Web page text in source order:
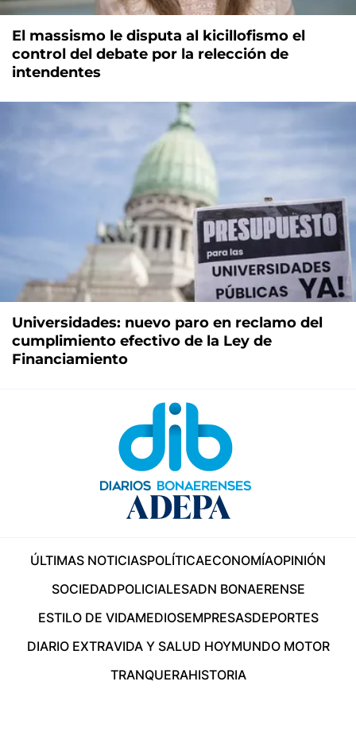
El massismo le disputa al kicillofismo el
control del debate por la relección de
intendentes
Universidades: nuevo paro en reclamo del
cumplimiento efectivo de la Ley de
Financiamiento
ÚLTIMAS NOTICIASPOLÍTICAECONOMÍAOPINIÓN
SOCIEDADPOLICIALESADN BONAERENSE
ESTILO DE VIDAMEDIOSEMPRESASDEPORTES
DIARIO EXTRAVIDA Y SALUD HOYMUNDO MOTOR
TRANQUERAHISTORIA